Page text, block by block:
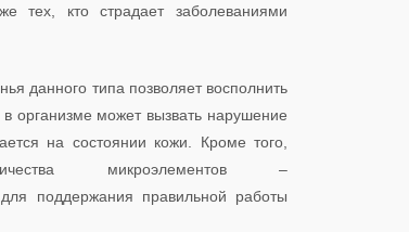
тех, кто страдает заболеваниями
данного типа позволяет восполнить
в организме может вызвать нарушение
на состоянии кожи. Кроме того,
микроэлементов –
поддержания правильной работы